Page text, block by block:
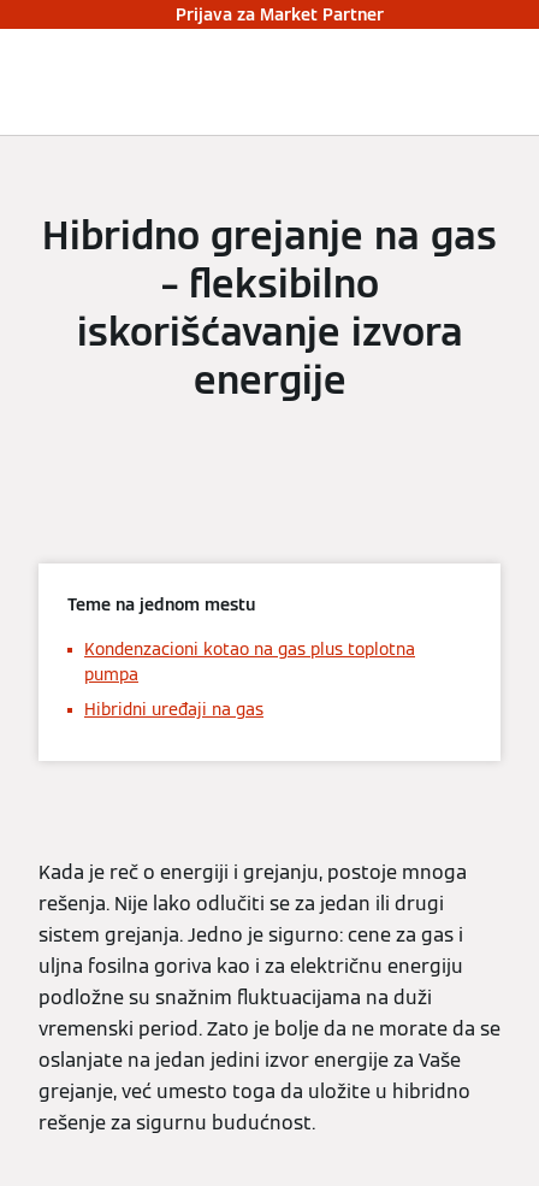
Prijava za Market Partner
Hibridno grejanje na gas
– fleksibilno
iskorišćavanje izvora
energije
Teme na jednom mestu
Kondenzacioni kotao na gas plus toplotna
pumpa
Hibridni uređaji na gas
Kada je reč o energiji i grejanju, postoje mnoga
rešenja. Nije lako odlučiti se za jedan ili drugi
sistem grejanja. Jedno je sigurno: cene za gas i
uljna fosilna goriva kao i za električnu energiju
podložne su snažnim fluktuacijama na duži
vremenski period. Zato je bolje da ne morate da se
oslanjate na jedan jedini izvor energije za Vaše
grejanje, već umesto toga da uložite u hibridno
rešenje za sigurnu budućnost.